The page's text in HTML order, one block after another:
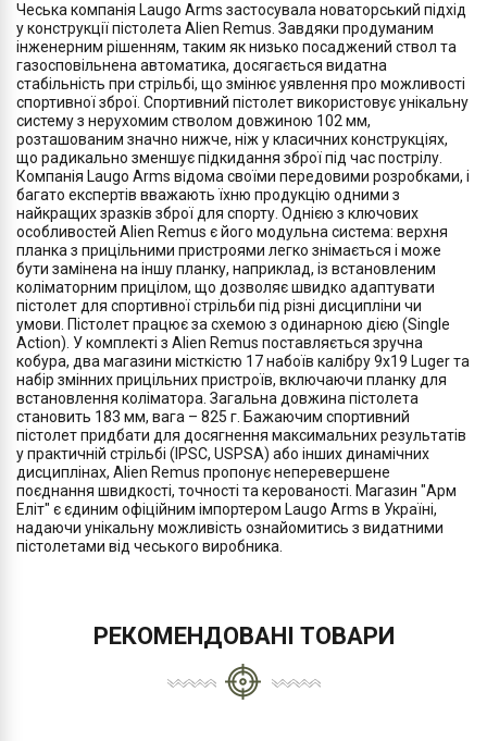
Чеська компанія Laugo Arms застосувала новаторський підхід
у конструкції пістолета Alien Remus. Завдяки продуманим
інженерним рішенням, таким як низько посаджений ствол та
газосповільнена автоматика, досягається видатна
стабільність при стрільбі, що змінює уявлення про можливості
спортивної зброї. Спортивний пістолет використовує унікальну
систему з нерухомим стволом довжиною 102 мм,
розташованим значно нижче, ніж у класичних конструкціях,
що радикально зменшує підкидання зброї під час пострілу.
Компанія Laugo Arms відома своїми передовими розробками, і
багато експертів вважають їхню продукцію одними з
найкращих зразків зброї для спорту. Однією з ключових
особливостей Alien Remus є його модульна система: верхня
планка з прицільними пристроями легко знімається і може
бути замінена на іншу планку, наприклад, із встановленим
коліматорним прицілом, що дозволяє швидко адаптувати
пістолет для спортивної стрільби під різні дисципліни чи
умови. Пістолет працює за схемою з одинарною дією (Single
Action). У комплекті з Alien Remus поставляється зручна
кобура, два магазини місткістю 17 набоїв калібру 9x19 Luger та
набір змінних прицільних пристроїв, включаючи планку для
встановлення коліматора. Загальна довжина пістолета
становить 183 мм, вага – 825 г. Бажаючим спортивний
пістолет придбати для досягнення максимальних результатів
у практичній стрільбі (IPSC, USPSA) або інших динамічних
дисциплінах, Alien Remus пропонує неперевершене
поєднання швидкості, точності та керованості. Магазин "Арм
Еліт" є єдиним офіційним імпортером Laugo Arms в Україні,
надаючи унікальну можливість ознайомитись з видатними
пістолетами від чеського виробника.
РЕКОМЕНДОВАНІ ТОВАРИ